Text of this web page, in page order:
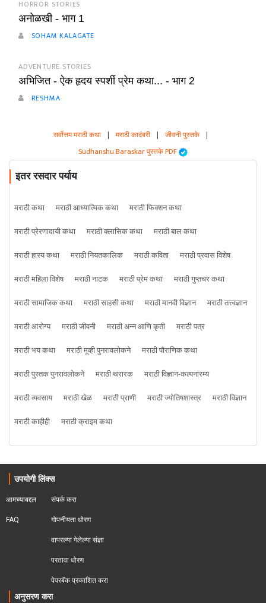
HORROR STORIES
अनोळखी - भाग 1
SOHAM KALAGATE
ADVENTURE STORIES
अभिजित - ऐक हृदय स्पर्शी प्रेम कथा... - भाग 2
RESHMA
सर्वोत्तम मराठी कथा | मराठी कादंबरी | जीवनी पुस्तके |
Sudhanshu Baraskar पुस्तके PDF
इतर रसदार पर्याय
मराठी कथा मराठी आध्यात्मिक कथा
मराठी फिक्शन कथा
मराठी प्रेरणादायी कथा
मराठी क्लासिक कथा
मराठी बाल कथा
मराठी हास्य कथा
मराठी नियतकालिक मराठी कविता
मराठी प्रवास विशेष
मराठी महिला विशेष
मराठी नाटक मराठी प्रेम कथा
मराठी गुप्तचर कथा
मराठी सामाजिक कथा
मराठी साहसी कथा मराठी मानवी विज्ञान
मराठी तत्त्वज्ञान
मराठी आरोग्य
मराठी जीवनी मराठी अन्न आणि कृती
मराठी पत्र
मराठी भय कथा
मराठी मूव्ही पुनरावलोकने
मराठी पौराणिक कथा
मराठी पुस्तक पुनरावलोकने
मराठी थरारक
मराठी विज्ञान-कल्पनारम्य
मराठी व्यवसाय
मराठी खेळ मराठी प्राणी मराठी ज्योतिषशास्त्र
मराठी विज्ञान
मराठी काहीही
मराठी क्राइम कथा
उपयोगी लिंक्स
आमच्याबद्दल
FAQ
संपर्क करा
गोपनीयता धोरण
वापरल्या गेलेल्या संज्ञा
परतावा धोरण
पेपरबॅक प्रकाशित करा
अनुसरण करा